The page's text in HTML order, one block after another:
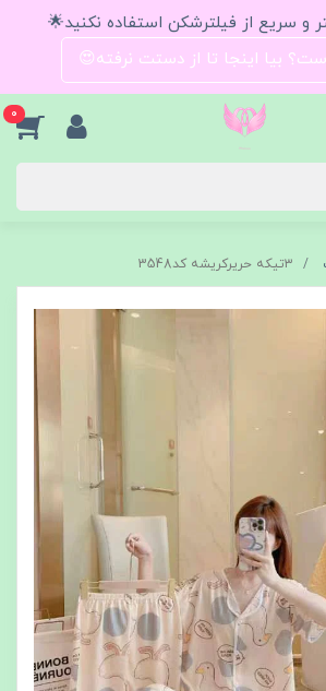
و سریع از فیلترشکن استفاده نکنید🌟
بیا اینجا تا از دستت نرفته😍
0
۳تیکه حریرکریشه کد3548